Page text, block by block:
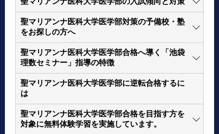
聖マリアンナ医科大学医学部対策の予備校・塾
をお探しの方へ
聖マリアンナ医科大学医学部合格へ導く「池袋
理数セミナー」指導の特徴
聖マリアンナ医科大学医学部に逆転合格するに
は
聖マリアンナ医科大学医学部合格を目指す方を
対象に無料体験学習を実施しています。